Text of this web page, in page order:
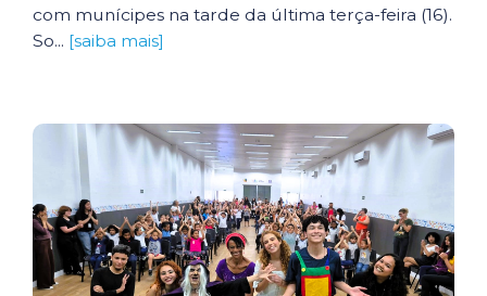
com munícipes na tarde da última terça-feira (16).
So... [saiba mais]